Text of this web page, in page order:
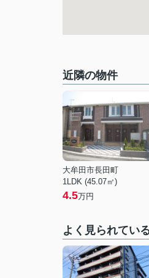
近隣の物件
大牟田市長田町
1LDK (45.07㎡)
4.5万円
よく見られてい